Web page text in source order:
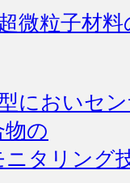
微粒子材
においセ
物の
ニタリング